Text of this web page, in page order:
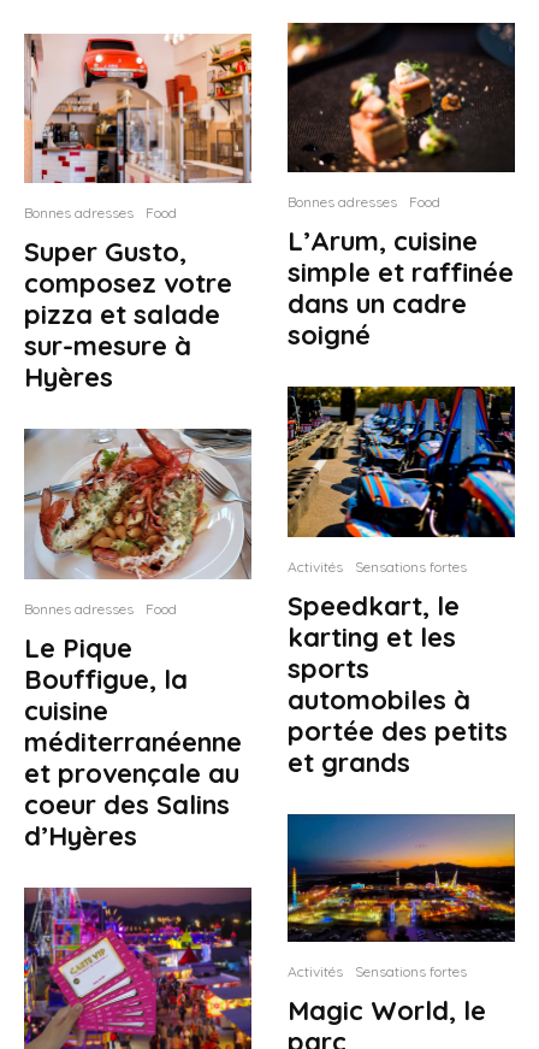
Bonnes adresses Food
Super Gusto,
composez votre
pizza et salade
sur-mesure à
Hyères
Bonnes adresses Food
Le Pique
Bouffigue, la
cuisine
méditerranéenne
et provençale au
coeur des Salins
d’Hyères
Bonnes adresses Food
L’Arum, cuisine
simple et raffinée
dans un cadre
soigné
Activités Sensations fortes
Speedkart, le
karting et les
sports
automobiles à
portée des petits
et grands
Activités Sensations fortes
Magic World, le
parc